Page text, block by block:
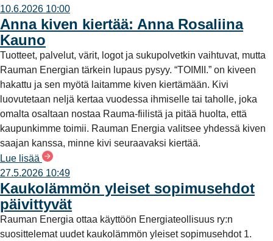
10.6.2026 10:00
Anna kiven kiertää: Anna Rosaliina
Kauno
Tuotteet, palvelut, värit, logot ja sukupolvetkin vaihtuvat, mutta
Rauman Energian tärkein lupaus pysyy. “TOIMII.” on kiveen
hakattu ja sen myötä laitamme kiven kiertämään. Kivi
luovutetaan neljä kertaa vuodessa ihmiselle tai taholle, joka
omalta osaltaan nostaa Rauma-fiilistä ja pitää huolta, että
kaupunkimme toimii. Rauman Energia valitsee yhdessä kiven
saajan kanssa, minne kivi seuraavaksi kiertää.
Lue lisää
27.5.2026 10:49
Kaukolämmön yleiset sopimusehdot
päivittyvät
Rauman Energia ottaa käyttöön Energiateollisuus ry:n
suosittelemat uudet kaukolämmön yleiset sopimusehdot 1.